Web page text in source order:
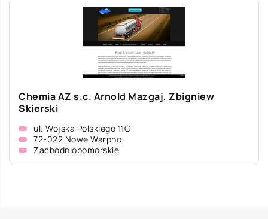
Chemia AZ s.c. Arnold Mazgaj, Zbigniew
Skierski
ul. Wojska Polskiego 11C
72-022 Nowe Warpno
Zachodniopomorskie